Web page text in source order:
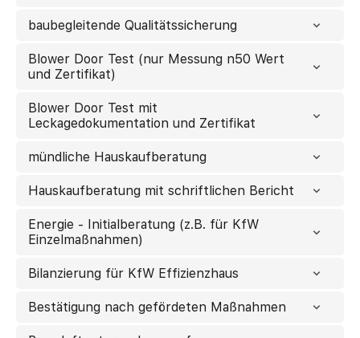
baubegleitende Qualitätssicherung
Blower Door Test (nur Messung n50 Wert
und Zertifikat)
Blower Door Test mit
Leckagedokumentation und Zertifikat
mündliche Hauskaufberatung
Hauskaufberatung mit schriftlichen Bericht
Energie - Initialberatung (z.B. für KfW
Einzelmaßnahmen)
Bilanzierung für KfW Effizienzhaus
Bestätigung nach gefördeten Maßnahmen